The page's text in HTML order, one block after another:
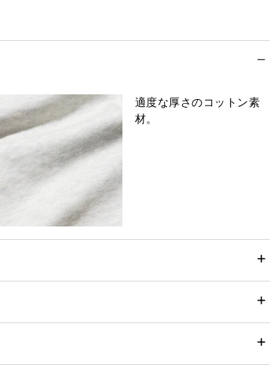
適度な厚さのコットン素
材。